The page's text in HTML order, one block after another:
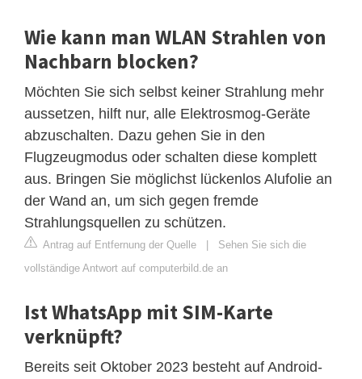
Wie kann man WLAN Strahlen von
Nachbarn blocken?
Möchten Sie sich selbst keiner Strahlung mehr
aussetzen, hilft nur, alle Elektrosmog-Geräte
abzuschalten. Dazu gehen Sie in den
Flugzeugmodus oder schalten diese komplett
aus. Bringen Sie möglichst lückenlos Alufolie an
der Wand an, um sich gegen fremde
Strahlungsquellen zu schützen.
Antrag auf Entfernung der Quelle | Sehen Sie sich die
vollständige Antwort auf computerbild.de an
Ist WhatsApp mit SIM-Karte
verknüpft?
Bereits seit Oktober 2023 besteht auf Android-